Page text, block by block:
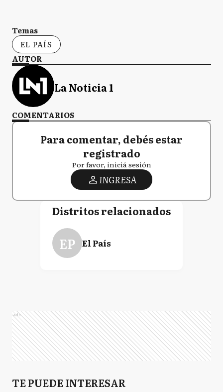
Temas
EL PAÍS
AUTOR
La Noticia 1
COMENTARIOS
Para comentar, debés estar
registrado
Por favor, iniciá sesión
INGRESA
Distritos relacionados
EP El País
Ads
TE PUEDE INTERESAR